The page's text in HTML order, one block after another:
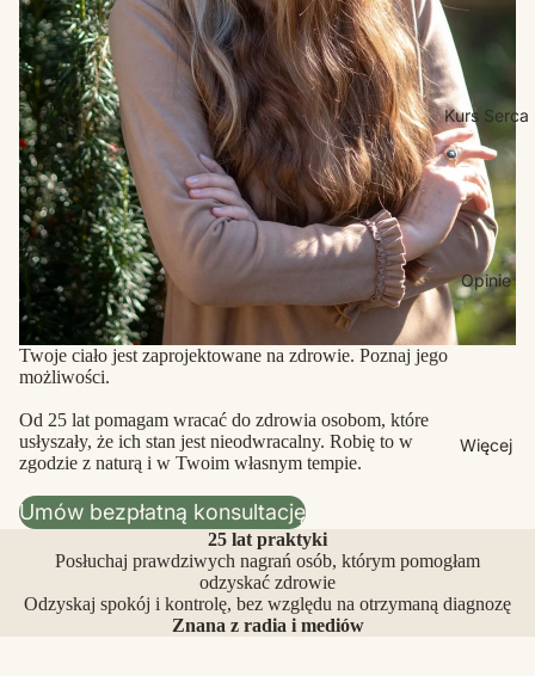
Kurs Serca
Opinie
Więcej
Twoje ciało jest zaprojektowane na zdrowie. Poznaj jego
możliwości.
Od 25 lat pomagam wracać do zdrowia osobom, które
usłyszały, że ich stan jest nieodwracalny. Robię to w
zgodzie z naturą i w Twoim własnym tempie.
Umów bezpłatną konsultację
25 lat praktyki
Posłuchaj prawdziwych nagrań osób, którym pomogłam
odzyskać zdrowie
Odzyskaj spokój i kontrolę, bez względu na otrzymaną diagnozę
Znana z radia i mediów